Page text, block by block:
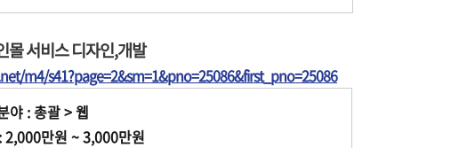
몰 서비스 디자인,개발
m4/s41?page=2&sm=1&pno=25086&first_pno=25086
야 : 총괄 > 웹
2,000만원 ~ 3,000만원